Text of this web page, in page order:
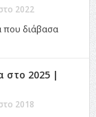
2022
που διάβασα
στο 2025 |
2018